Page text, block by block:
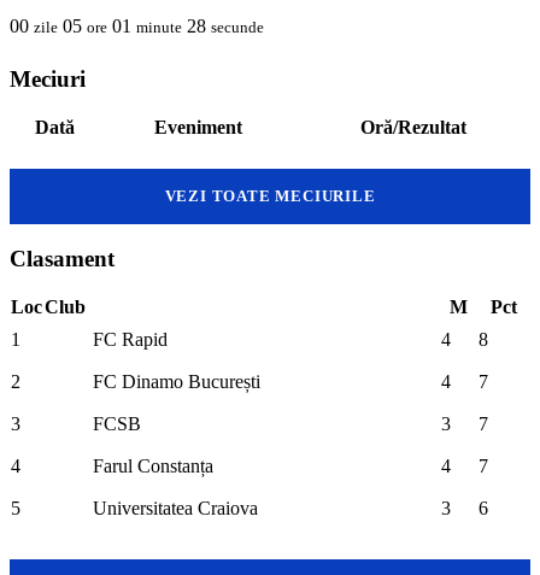
00 zile 05 ore 01 minute 27 secunde
Meciuri
Dată Eveniment Oră/Rezultat
VEZI TOATE MECIURILE
Clasament
LocClub M
Pct
1
FC Rapid 4 8
2 FC Dinamo București 4 7
3 FCSB 3 7
4 Farul Constanța 4 7
5 Universitatea Craiova 3 6